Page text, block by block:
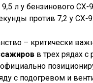
л у бензинового CX-
против 7,2 у CX-9.
– критически
в трех рядах с
с подогревом и